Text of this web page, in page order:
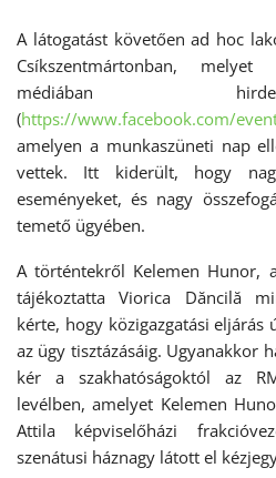
A látogatást követően ad hoc
Csíkszentmártonban,
médiában
(https://www.facebook.com/
amelyen a munkaszüneti nap
vettek. Itt kiderült, hogy
eseményeket, és nagy
temető ügyében.
A történtekről Kelemen Hunor,
tájékoztatta Viorica Dăncilă
kérte, hogy közigazgatási eljárás
az ügy tisztázásáig. Ugyanakkor
kér a szakhatóságoktól az
levélben, amelyet Kelemen
Attila képviselőházi
szenátusi háznagy látott el